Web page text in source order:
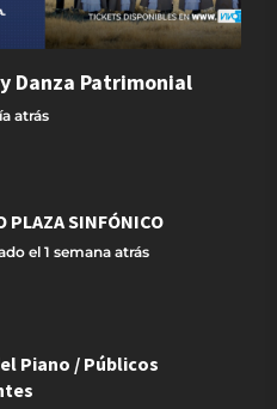
Danza Patrimonial
atrás
PLAZA SINFÓNICO
el 1 semana atrás
Piano / Públicos